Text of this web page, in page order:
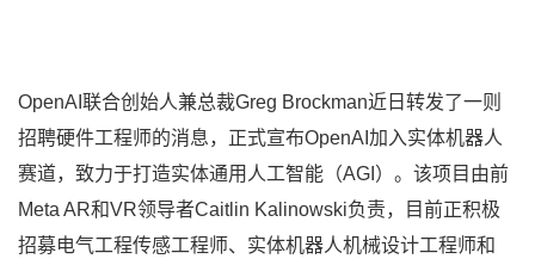
OpenAI联合创始人兼总裁Greg Brockman近日转发了一则
招聘硬件工程师的消息，正式宣布OpenAI加入实体机器人
赛道，致力于打造实体通用人工智能（AGI）。该项目由前
Meta AR和VR领导者Caitlin Kalinowski负责，目前正积极
招募电气工程传感工程师、实体机器人机械设计工程师和